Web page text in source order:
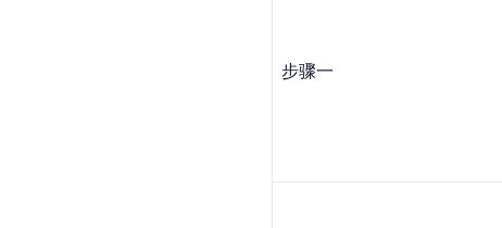
步骤一